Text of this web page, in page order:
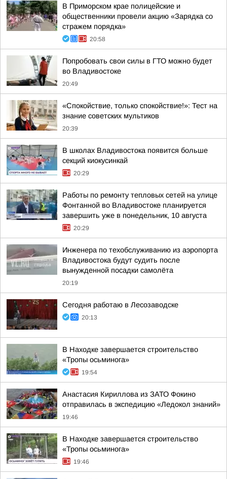
В Приморском крае полицейские и
общественники провели акцию «Зарядка со
стражем порядка»
20:58
Попробовать свои силы в ГТО можно будет
во Владивостоке
20:49
«Спокойствие, только спокойствие!»: Тест на
знание советских мультиков
20:39
В школах Владивостока появится больше
секций киокусинкай
20:29
Работы по ремонту тепловых сетей на улице
Фонтанной во Владивостоке планируется
завершить уже в понедельник, 10 августа
20:29
Инженера по техобслуживанию из аэропорта
Владивостока будут судить после
вынужденной посадки самолёта
20:19
Сегодня работаю в Лесозаводске
20:13
В Находке завершается строительство
«Тропы осьминога»
19:54
Анастасия Кириллова из ЗАТО Фокино
отправилась в экспедицию «Ледокол знаний»
19:46
В Находке завершается строительство
«Тропы осьминога»
19:46